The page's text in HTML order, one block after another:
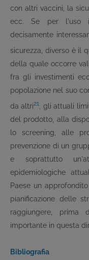
con altri vaccini, la
ecc. Se per l'uso
decisamente
sicurezza, diverso è il
della quale occorre
fra gli investimenti
popolazione nel suo
da altri21 , gli attuali
del prodotto, alla
lo screening, alle
prevenzione di un
e soprattutto
epidemiologiche
Paese un
pianificazione delle
raggiungere, prima
importante in questa
Bibliografia